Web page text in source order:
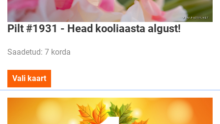
Pilt #1931 - Head kooliaasta algust!
Saadetud: 7 korda
Vali kaart